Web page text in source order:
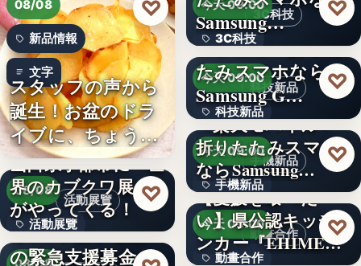
08/08
新品情報
文字
スタッフの声から
誕生！お盆のドラ
イブに、ちょうど
いい。「…
♡
活動展覽
08/08
活動展覽
60
山口県宇部市に『世
界のカブクワ展』
がやってくる！
♡
令和8年熊本地震へ
の緊急支援募金の
3C科技
今天 09:00
3C科技
文字
Samsung…
♡
科技新品
今天 09:00
科技新品
文字
＜ドコモ＞折りた
たみスマホなら
Samsung G…
♡
手機新品
今天 09:00
手機新品
4.1
＜楽天モバイル＞
折りたたみスマホ
ならSamsung…
♡
動畫合作
今天 09:00
動畫合作
【愛媛を喰べた
い】県公認キッチ
ンカー『EHIMEみ
♡